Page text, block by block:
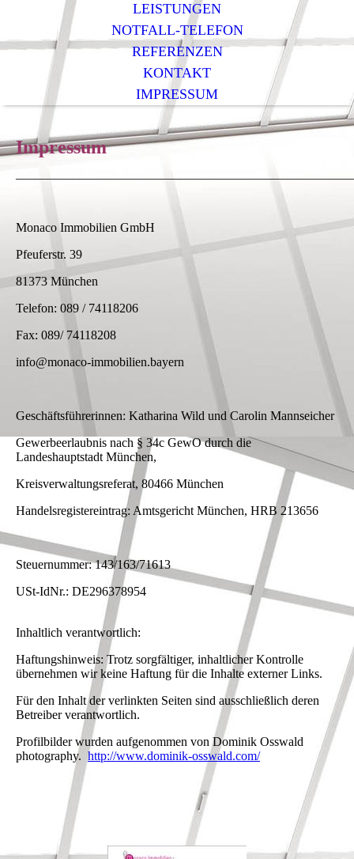
LEISTUNGEN
NOTFALL-TELEFON
REFERENZEN
KONTAKT
IMPRESSUM
Impressum
Monaco Immobilien GmbH
Pfeuferstr. 39
81373 München
Telefon: 089 / 74118206
Fax: 089/ 74118208
info@monaco-immobilien.bayern
Geschäftsführerinnen: Katharina Wild und Carolin Mannseicher
Gewerbeerlaubnis nach § 34c GewO durch die
Landeshauptstadt München,
Kreisverwaltungsreferat, 80466 München
Handelsregistereintrag: Amtsgericht München, HRB 213656
Steuernummer: 143/163/71613
USt-IdNr.: DE296378954
Inhaltlich verantwortlich:
Haftungshinweis: Trotz sorgfältiger, inhaltlicher Kontrolle
übernehmen wir keine Haftung für die Inhalte externer Links.
Für den Inhalt der verlinkten Seiten sind ausschließlich deren
Betreiber verantwortlich.
Profilbilder wurden aufgenommen von Dominik Osswald
photography. http://www.dominik-osswald.com/